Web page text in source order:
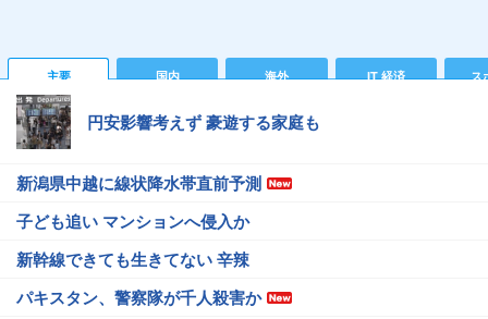
主要 国内 海外 IT 経済 ス
円安影響考えず 豪遊する家庭も
新潟県中越に線状降水帯直前予測
子ども追い マンションへ侵入か
新幹線できても生きてない 辛辣
パキスタン、警察隊が千人殺害か